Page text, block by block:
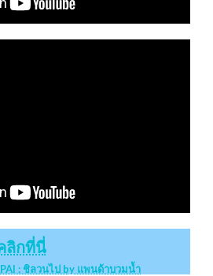
ลิกที่นี่
: ชิลวนไป by แพนด้าบวมน้ำ